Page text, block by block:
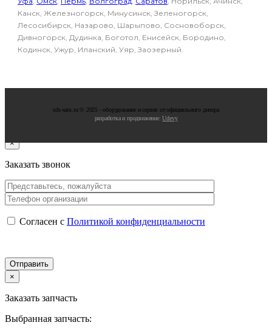
Канск, Железногорск, Минусинск, Зеленогорск,
Лесосибирск, Назарово, Шарыпово, Сосновоборск,
Дивногорск, Дудинка, Боготол, Енисейск, Бородино,
Кодинск, Ужур, Иланский, Уяр, Заозерный.
sds-sam.ru © 2025 - oбopудoвaниe и cepвиc oт oфициaльнoгo дилepa
разработка и продвижение:Udevy
×
Заказать звонок
Согласен с Политикой конфиденциальности
×
Заказать запчасть
Выбранная запчасть: